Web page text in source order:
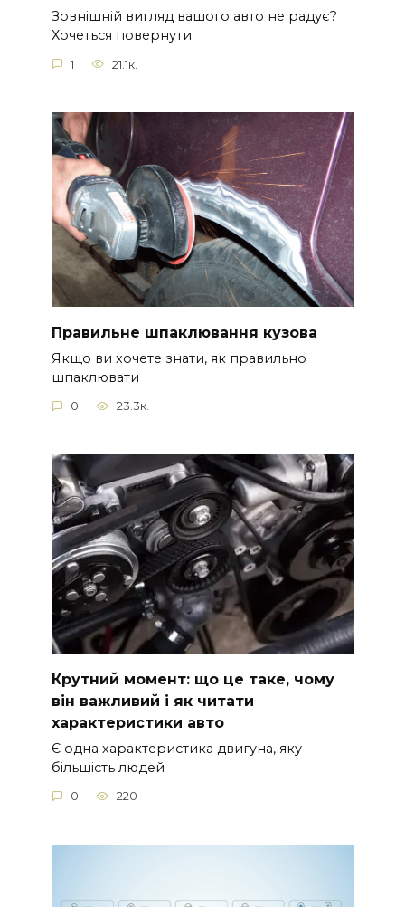
Зовнішній вигляд вашого авто не радує?
Хочеться повернути
1 21.1к.
Правильне шпаклювання кузова
Якщо ви хочете знати, як правильно
шпаклювати
0 23.3к.
Крутний момент: що це таке, чому
він важливий і як читати
характеристики авто
Є одна характеристика двигуна, яку
більшість людей
0 220